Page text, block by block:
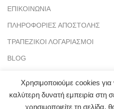
ΕΠΙΚΟΙΝΩΝΙΑ
ΠΛΗΡΟΦΟΡΙΕΣ ΑΠΟΣΤΟΛΗΣ
ΤΡΑΠΕΖΙΚΟΙ ΛΟΓΑΡΙΑΣΜΟΙ
BLOG
CLICKMYWAY
2021 -
Χρησιμοποιούμε cookies
καλύτερη δυνατή εμπειρία στη
χρησιμοποιείτε τη